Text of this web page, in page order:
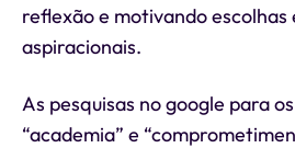
reflexão e motivando
aspiracionais.
As pesquisas no google para
“academia” e